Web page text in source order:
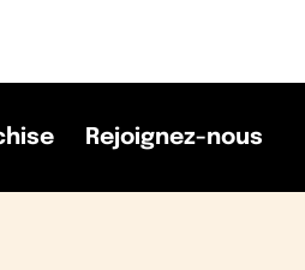
Rejoignez-nous